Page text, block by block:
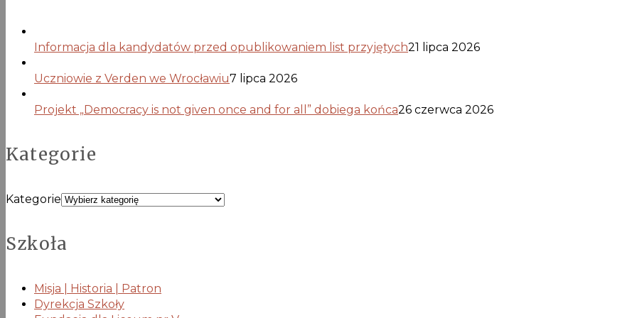
Informacja dla kandydatów przed opublikowaniem list przyjętych21 lipca 2026
Uczniowie z Verden we Wrocławiu7 lipca 2026
Projekt „Democracy is not given once and for all” dobiega końca26 czerwca 2026
Kategorie
Kategorie
Szkoła
Misja | Historia | Patron
Dyrekcja Szkoły